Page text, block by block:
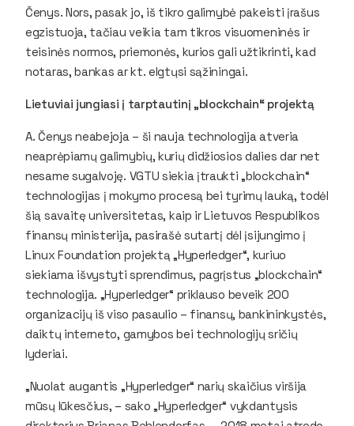
Čenys. Nors, pasak jo, iš tikro galimybė pakeisti įrašus
egzistuoja, tačiau veikia tam tikros visuomeninės ir
teisinės normos, priemonės, kurios gali užtikrinti, kad
notaras, bankas ar kt. elgtųsi sąžiningai.
Lietuviai jungiasi į tarptautinį „blockchain“ projektą
A. Čenys neabejoja – ši nauja technologija atveria
neaprėpiamų galimybių, kurių didžiosios dalies dar net
nesame sugalvoję. VGTU siekia įtraukti „blockchain“
technologijas į mokymo procesą bei tyrimų lauką, todėl
šią savaitę universitetas, kaip ir Lietuvos Respublikos
finansų ministerija, pasirašė sutartį dėl įsijungimo į
Linux Foundation projektą „Hyperledger“, kuriuo
siekiama išvystyti sprendimus, pagrįstus „blockchain“
technologija. „Hyperledger“ priklauso beveik 200
organizacijų iš viso pasaulio – finansų, bankininkystės,
daiktų interneto, gamybos bei technologijų sričių
lyderiai.
„Nuolat augantis „Hyperledger“ narių skaičius viršija
mūsų lūkesčius, – sako „Hyperledger“ vykdantysis